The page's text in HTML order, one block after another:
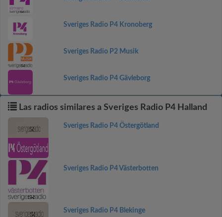
Sveriges Radio P4 Kronoberg
Sveriges Radio P2 Musik
Sveriges Radio P4 Gävleborg
Las radios similares a Sveriges Radio P4 Halland
Sveriges Radio P4 Östergötland
Sveriges Radio P4 Västerbotten
Sveriges Radio P4 Blekinge